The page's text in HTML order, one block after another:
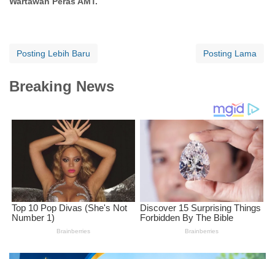
Posting Lebih Baru Posting Lama
Breaking News